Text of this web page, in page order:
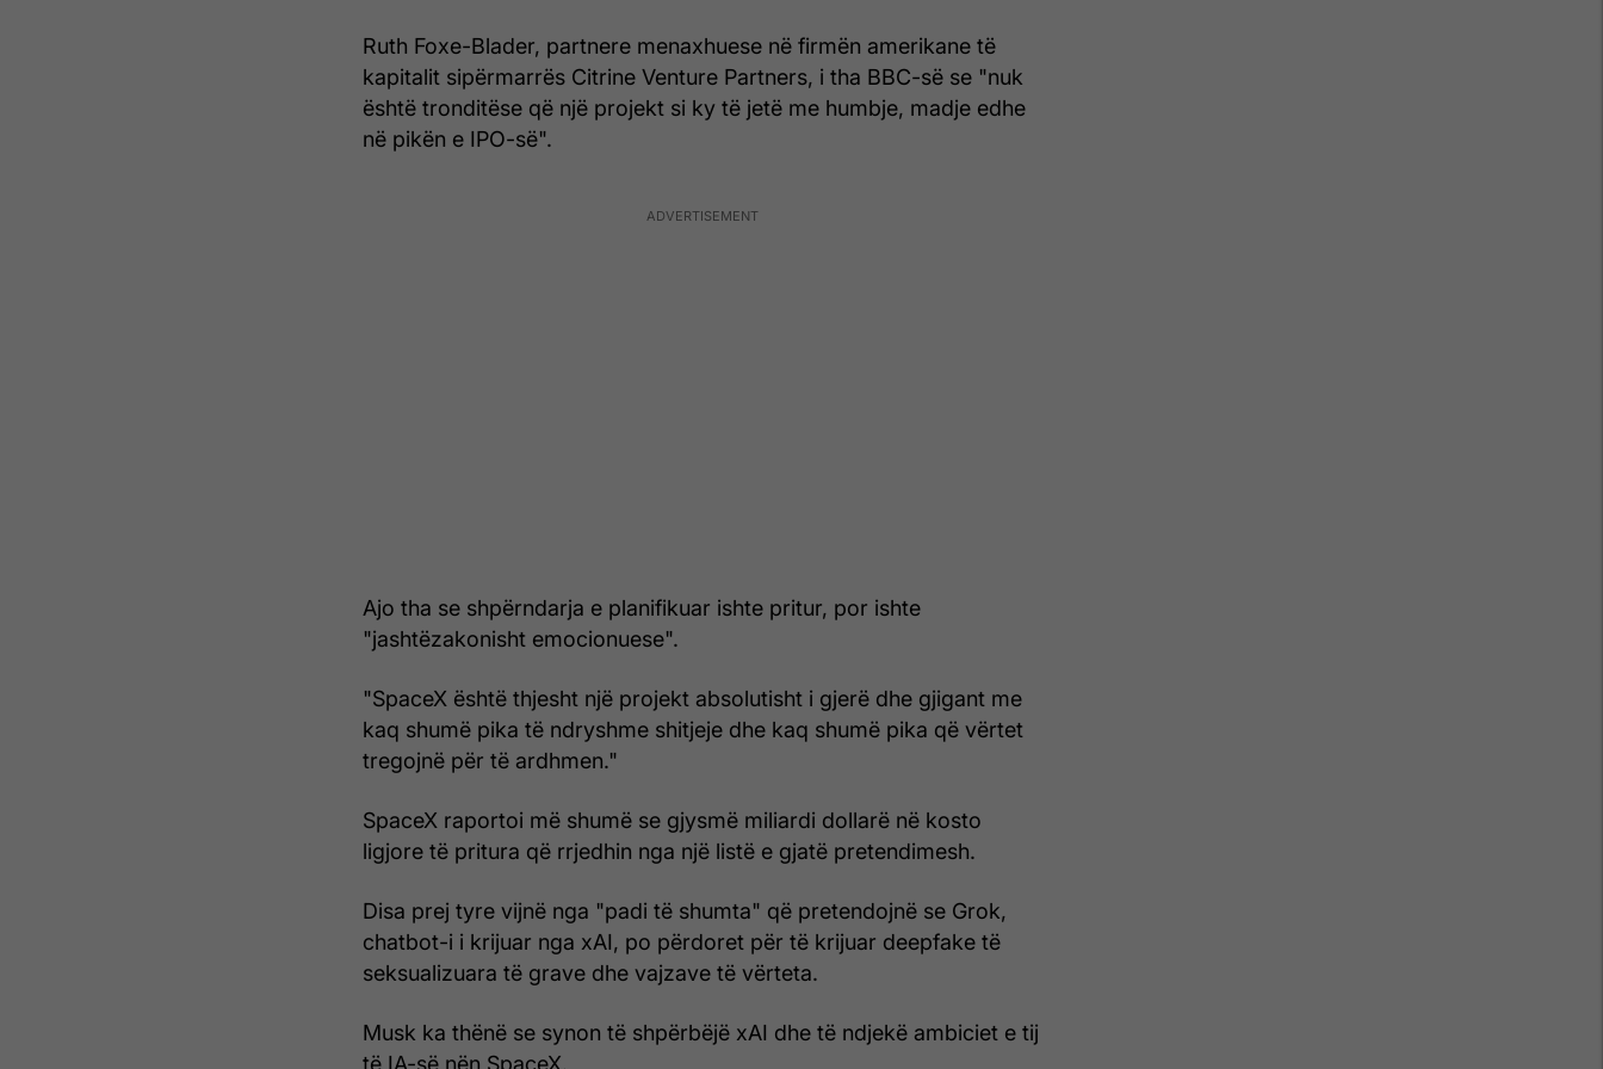
Ruth Foxe-Blader, partnere menaxhuese në firmën amerikane të
kapitalit sipërmarrës Citrine Venture Partners, i tha BBC-së se "nuk
është tronditëse që një projekt si ky të jetë me humbje, madje edhe
në pikën e IPO-së".
Ajo tha se shpërndarja e planifikuar ishte pritur, por ishte
"jashtëzakonisht emocionuese".
"SpaceX është thjesht një projekt absolutisht i gjerë dhe gjigant me
kaq shumë pika të ndryshme shitjeje dhe kaq shumë pika që vërtet
tregojnë për të ardhmen."
SpaceX raportoi më shumë se gjysmë miliardi dollarë në kosto
ligjore të pritura që rrjedhin nga një listë e gjatë pretendimesh.
Disa prej tyre vijnë nga "padi të shumta" që pretendojnë se Grok,
chatbot-i i krijuar nga xAI, po përdoret për të krijuar deepfake të
seksualizuara të grave dhe vajzave të vërteta.
Musk ka thënë se synon të shpërbëjë xAI dhe të ndjekë ambiciet e tij
të IA-së nën SpaceX.